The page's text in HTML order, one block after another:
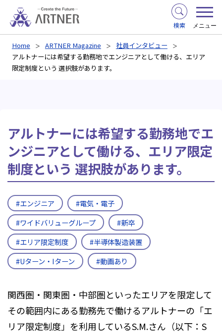
検索 メニュー
Home ARTNER Magazine
社員インタビュー
アルトナーには希望する勤務地でエンジニアとして働ける、エリア
限定制度という 選択肢があります。
アルトナーには希望する勤務地でエ
ンジニアとして働ける、エリア限定
制度という 選択肢があります。
#エンジニア
#電気・電子
#ワイドバリューグループ
#新卒
#エリア限定制度
#半導体製造装置
#Uターン・Iターン
#動画あり
関西圏・関東圏・中部圏といったエリアを限定して
その範囲内にある勤務先で働けるアルトナーの「エ
リア限定制度」を利用しているS.M.さん（以下：S